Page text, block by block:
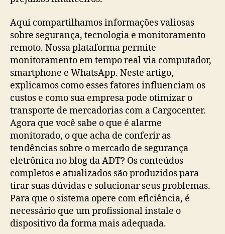
Aqui compartilhamos informações valiosas
sobre segurança, tecnologia e monitoramento
remoto. Nossa plataforma permite
monitoramento em tempo real via computador,
smartphone e WhatsApp. Neste artigo,
explicamos como esses fatores influenciam os
custos e como sua empresa pode otimizar o
transporte de mercadorias com a Cargocenter.
Agora que você sabe o que é alarme
monitorado, o que acha de conferir as
tendências sobre o mercado de segurança
eletrônica no blog da ADT? Os conteúdos
completos e atualizados são produzidos para
tirar suas dúvidas e solucionar seus problemas.
Para que o sistema opere com eficiência, é
necessário que um profissional instale o
dispositivo da forma mais adequada.